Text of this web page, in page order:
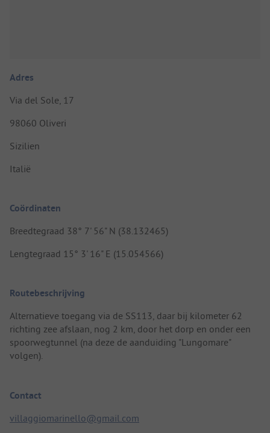
Adres
Via del Sole, 17
98060 Oliveri
Sizilien
Italië
Coördinaten
Breedtegraad 38° 7' 56" N (38.132465)
Lengtegraad 15° 3' 16" E (15.054566)
Routebeschrijving
Alternatieve toegang via de SS113, daar bij kilometer 62
richting zee afslaan, nog 2 km, door het dorp en onder een
spoorwegtunnel (na deze de aanduiding "Lungomare"
volgen).
Contact
villaggiomarinello@gmail.com